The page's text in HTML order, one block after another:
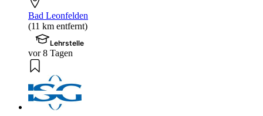
Bad Leonfelden
(11 km entfernt)
Lehrstelle
vor 8 Tagen